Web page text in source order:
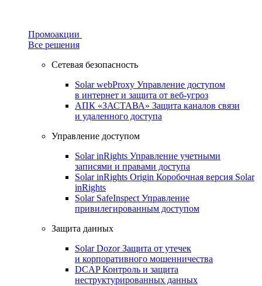
Промоакции
Все решения
Сетевая безопасность
Solar webProxy Управление доступом
в интернет и защита от веб-угроз
АПК «ЗАСТАВА» Защита каналов связи
и удаленного доступа
Управление доступом
Solar inRights Управление учетными
записями и правами доступа
Solar inRights Origin Коробочная версия Solar
inRights
Solar SafeInspect Управление
привилегированным доступом
Защита данных
Solar DozorЗащита от утечек
и корпоративного мошенничества
DCAPКонтроль и защита
неструктурированных данных